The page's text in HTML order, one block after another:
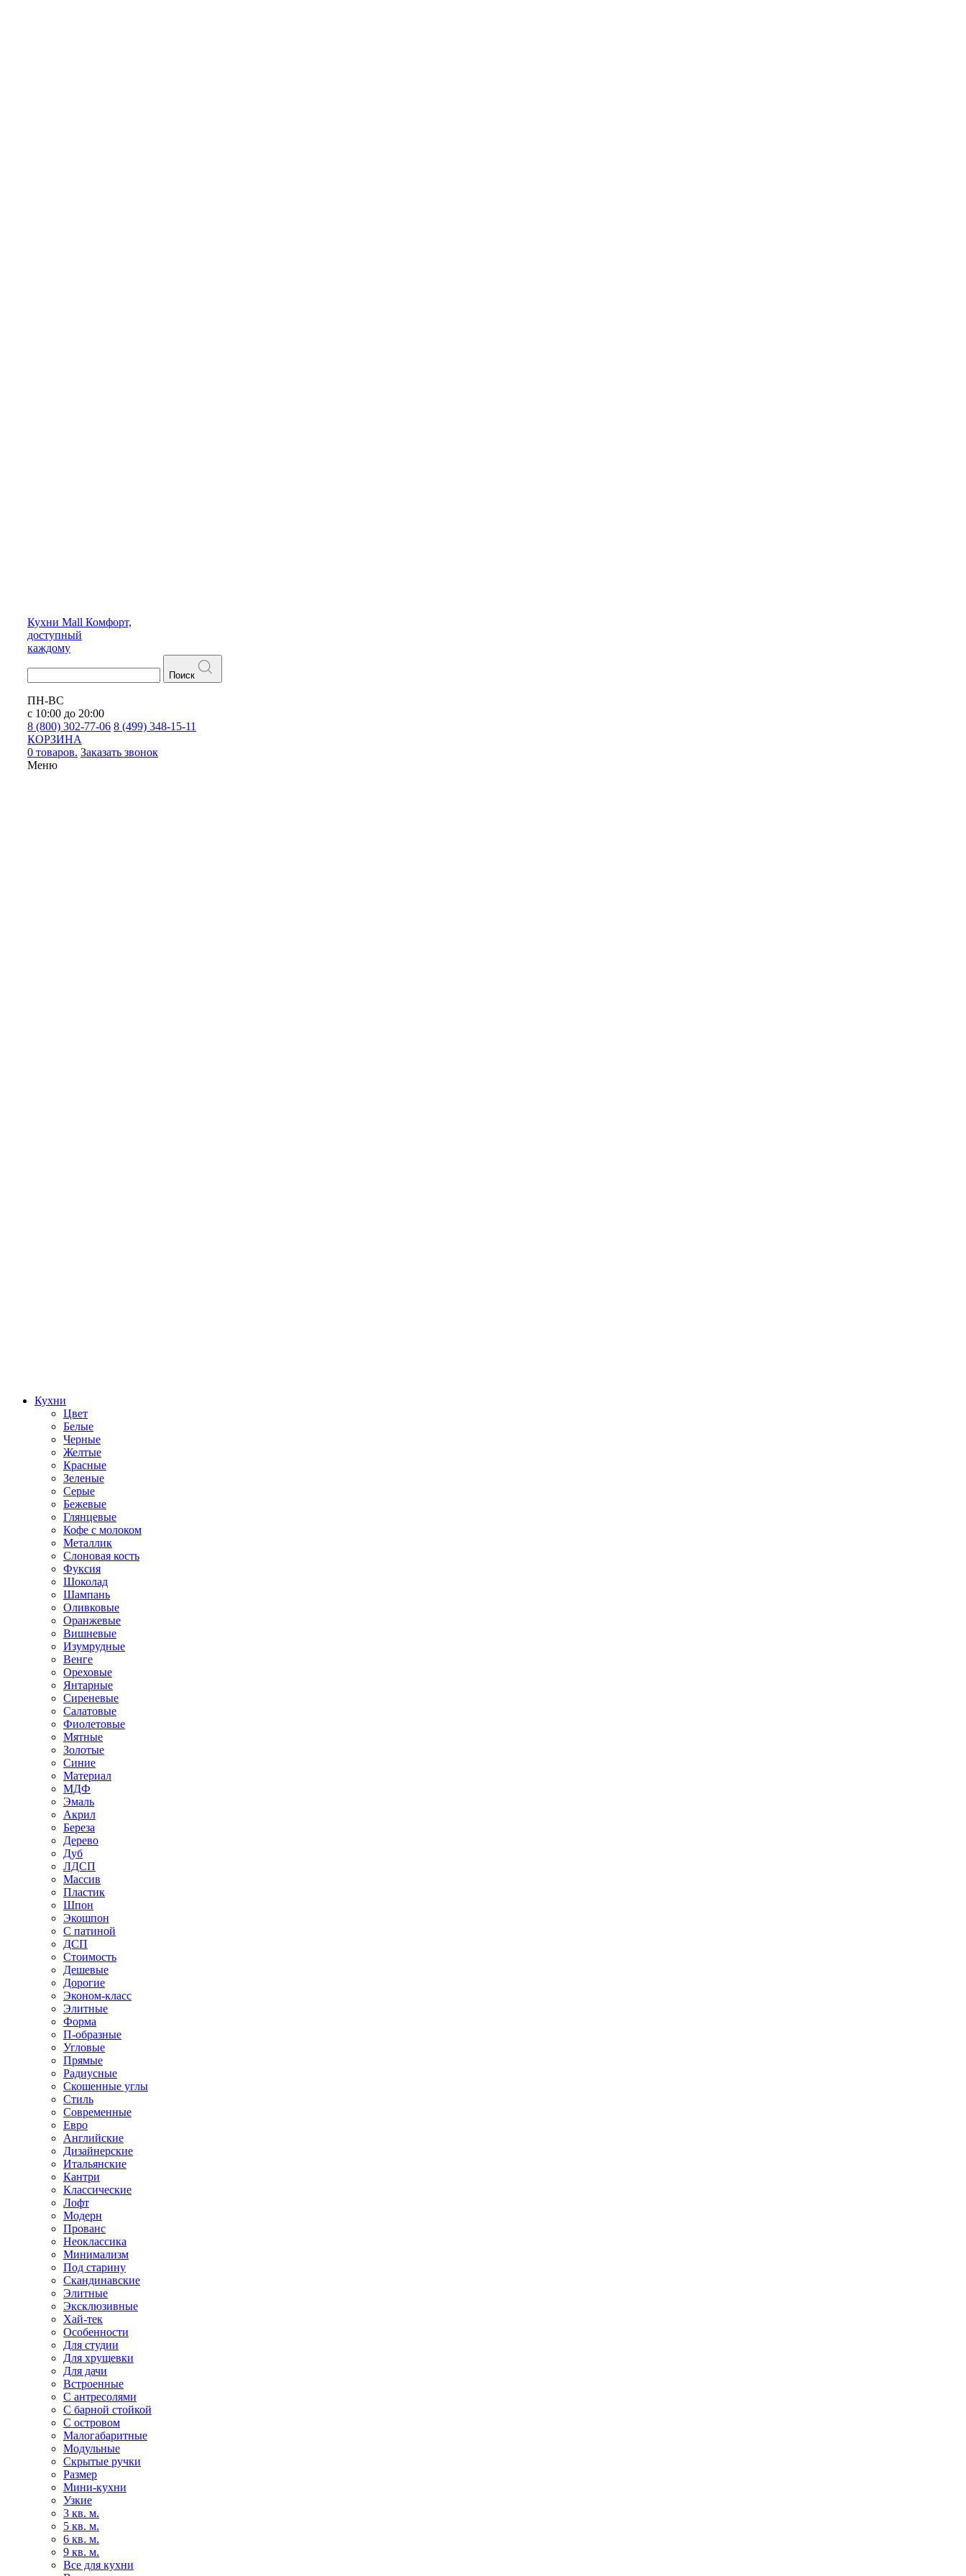
Кухни Mall Комфорт,
доступный
каждому
Поиск
ПН-ВС
с 10:00 до 20:00
8 (800) 302-77-06 8 (499) 348-15-11
КОРЗИНА
0 товаров. Заказать звонок
Меню
Кухни
Цвет
Белые
Черные
Желтые
Красные
Зеленые
Серые
Бежевые
Глянцевые
Кофе с молоком
Металлик
Слоновая кость
Фуксия
Шоколад
Шампань
Оливковые
Оранжевые
Вишневые
Изумрудные
Венге
Ореховые
Янтарные
Сиреневые
Салатовые
Фиолетовые
Мятные
Золотые
Синие
Материал
МДФ
Эмаль
Акрил
Береза
Дерево
Дуб
ЛДСП
Массив
Пластик
Шпон
Экошпон
С патиной
ДСП
Стоимость
Дешевые
Дорогие
Эконом-класс
Элитные
Форма
П-образные
Угловые
Прямые
Радиусные
Скошенные углы
Стиль
Современные
Евро
Английские
Дизайнерские
Итальянские
Кантри
Классические
Лофт
Модерн
Прованс
Неоклассика
Минимализм
Под старину
Скандинавские
Элитные
Эксклюзивные
Хай-тек
Особенности
Для студии
Для хрущевки
Для дачи
Встроенные
С антресолями
С барной стойкой
С островом
Малогабаритные
Модульные
Скрытые ручки
Размер
Мини-кухни
Узкие
3 кв. м.
5 кв. м.
6 кв. м.
9 кв. м.
Все для кухни